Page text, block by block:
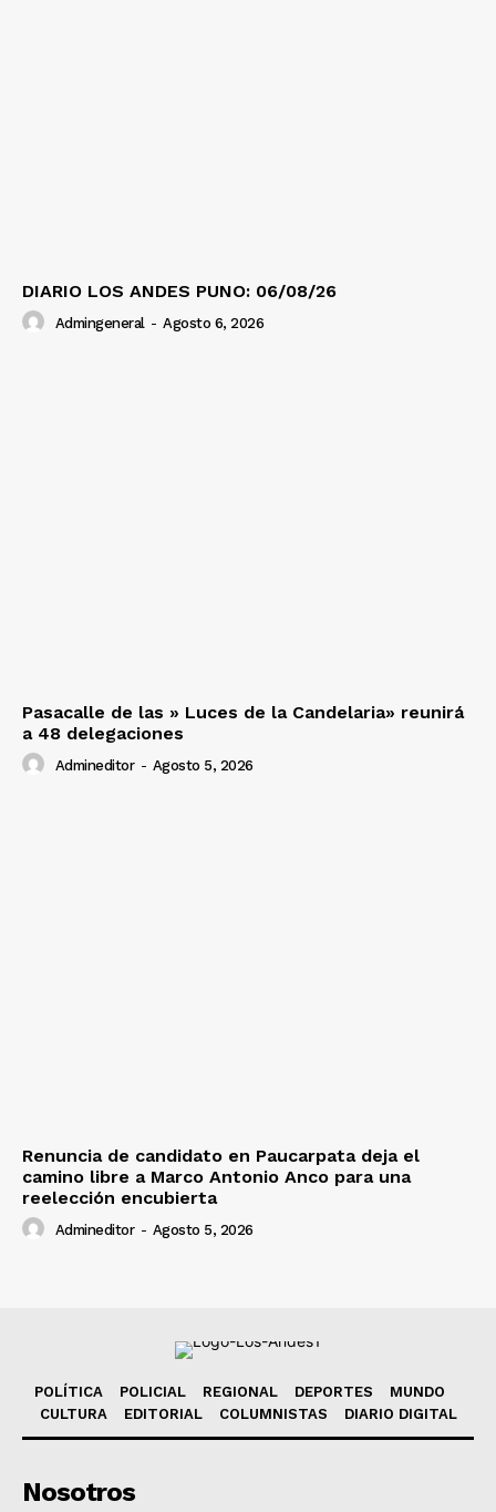
DIARIO LOS ANDES PUNO: 06/08/26
Admingeneral - Agosto 6, 2026
Pasacalle de las » Luces de la Candelaria» reunirá
a 48 delegaciones
Admineditor - Agosto 5, 2026
Renuncia de candidato en Paucarpata deja el
camino libre a Marco Antonio Anco para una
reelección encubierta
Admineditor - Agosto 5, 2026
POLÍTICA POLICIAL REGIONAL DEPORTES
MUNDO
CULTURA
EDITORIAL COLUMNISTAS DIARIO DIGITAL
Nosotros